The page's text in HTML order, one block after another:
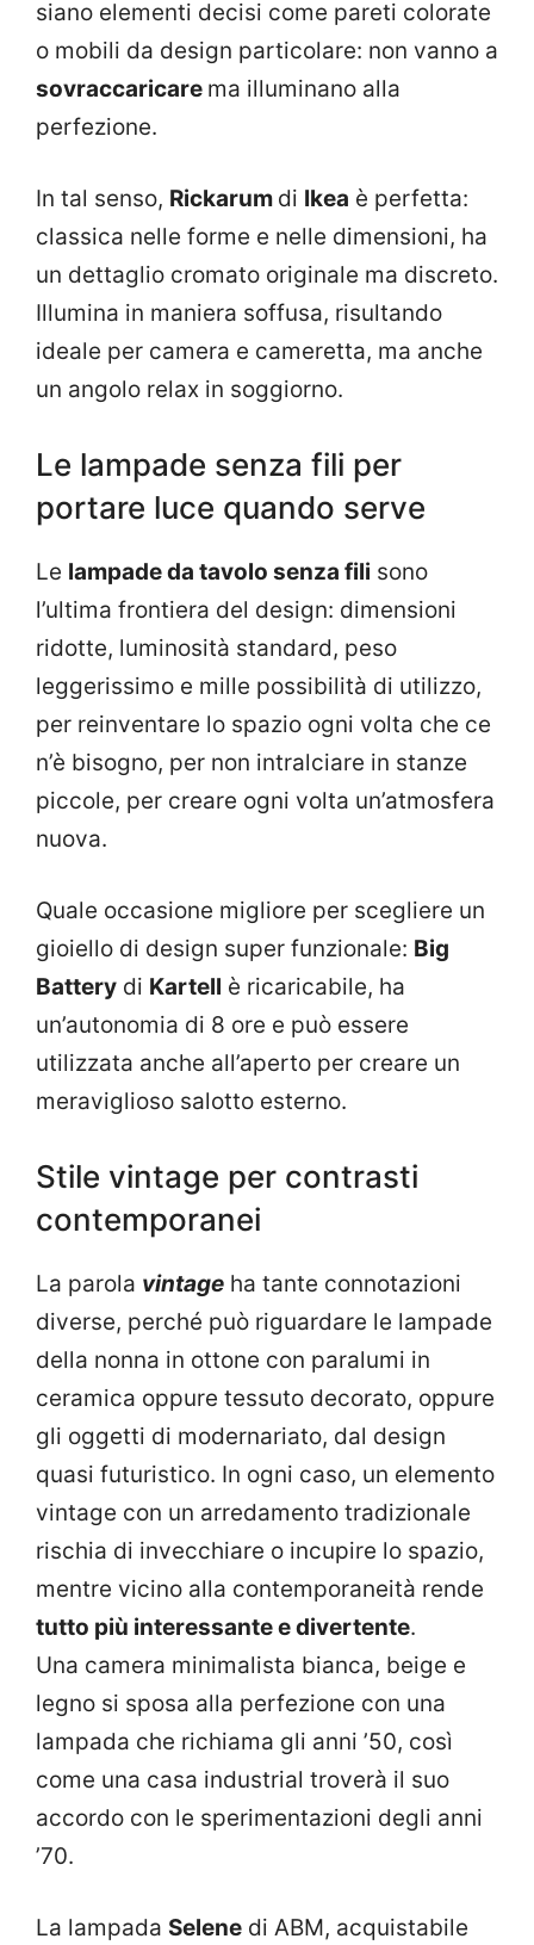
siano elementi decisi come pareti colorate
o mobili da design particolare: non vanno a
sovraccaricare ma illuminano alla
perfezione.
In tal senso, Rickarum di Ikea è perfetta:
classica nelle forme e nelle dimensioni, ha
un dettaglio cromato originale ma discreto.
Illumina in maniera soffusa, risultando
ideale per camera e cameretta, ma anche
un angolo relax in soggiorno.
Le lampade senza fili per
portare luce quando serve
Le lampade da tavolo senza fili sono
l’ultima frontiera del design: dimensioni
ridotte, luminosità standard, peso
leggerissimo e mille possibilità di utilizzo,
per reinventare lo spazio ogni volta che ce
n’è bisogno, per non intralciare in stanze
piccole, per creare ogni volta un’atmosfera
nuova.
Quale occasione migliore per scegliere un
gioiello di design super funzionale: Big
Battery di Kartell è ricaricabile, ha
un’autonomia di 8 ore e può essere
utilizzata anche all’aperto per creare un
meraviglioso salotto esterno.
Stile vintage per contrasti
contemporanei
La parola vintage ha tante connotazioni
diverse, perché può riguardare le lampade
della nonna in ottone con paralumi in
ceramica oppure tessuto decorato, oppure
gli oggetti di modernariato, dal design
quasi futuristico. In ogni caso, un elemento
vintage con un arredamento tradizionale
rischia di invecchiare o incupire lo spazio,
mentre vicino alla contemporaneità rende
tutto più interessante e divertente.
Una camera minimalista bianca, beige e
legno si sposa alla perfezione con una
lampada che richiama gli anni ’50, così
come una casa industrial troverà il suo
accordo con le sperimentazioni degli anni
’70.
La lampada Selene di ABM, acquistabile